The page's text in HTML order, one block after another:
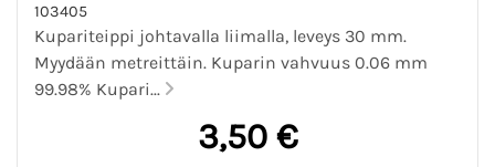
103405
Kupariteippi johtavalla liimalla, leveys 30 mm.
Myydään metreittäin. Kuparin vahvuus 0.06 mm
99.98% Kupari...
3,50 €